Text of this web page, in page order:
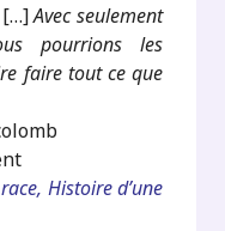
[…]Avec seulement
pourrions les
faire tout ce que
Histoire d’une